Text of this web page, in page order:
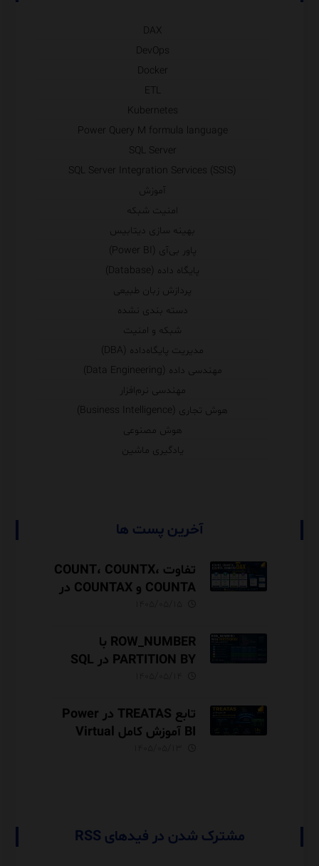
DAX
DevOps
Docker
ETL
Kubernetes
Power Query M formula language
SQL Server
SQL Server Integration Services (SSIS)
آموزش
امنیت شبکه
بهینه سازی دیتابیس
پاور بی‌آی (Power BI)
پایگاه داده (Database)
پردازش زبان طبیعی
دسته بندی نشده
شبکه و امنیت
مدیریت پایگاه‌داده (DBA)
مهندسی داده (Data Engineering)
مهندسی نرم‌افزار
هوش تجاری (Business Intelligence)
هوش مصنوعی
یادگیری ماشین
آخرین پست ها
تفاوت COUNT، COUNTX،
COUNTA و COUNTAX در
ROW_NUMBER با
PARTITION BY در SQL
تابع TREATAS در Power
BI آموزش کامل Virtual
مشترک شدن در فیدهای RSS